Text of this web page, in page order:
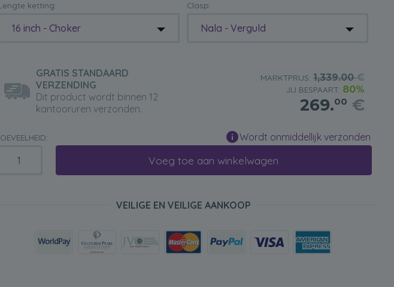
ketting:
16 inch - Choker
Clasp:
Nala - Verguld
GRATIS STANDAARD
VERZENDING
Dit product wordt binnen 12
kantooruren verzonden.
MARKTPRIJS:1,339.00€
JIJ BESPAART: 80%
269.00 €
Wordt onmiddellijk verzonden
Voeg toe aan winkelwagen
VEILIGE EN VEILIGE AANKOOP